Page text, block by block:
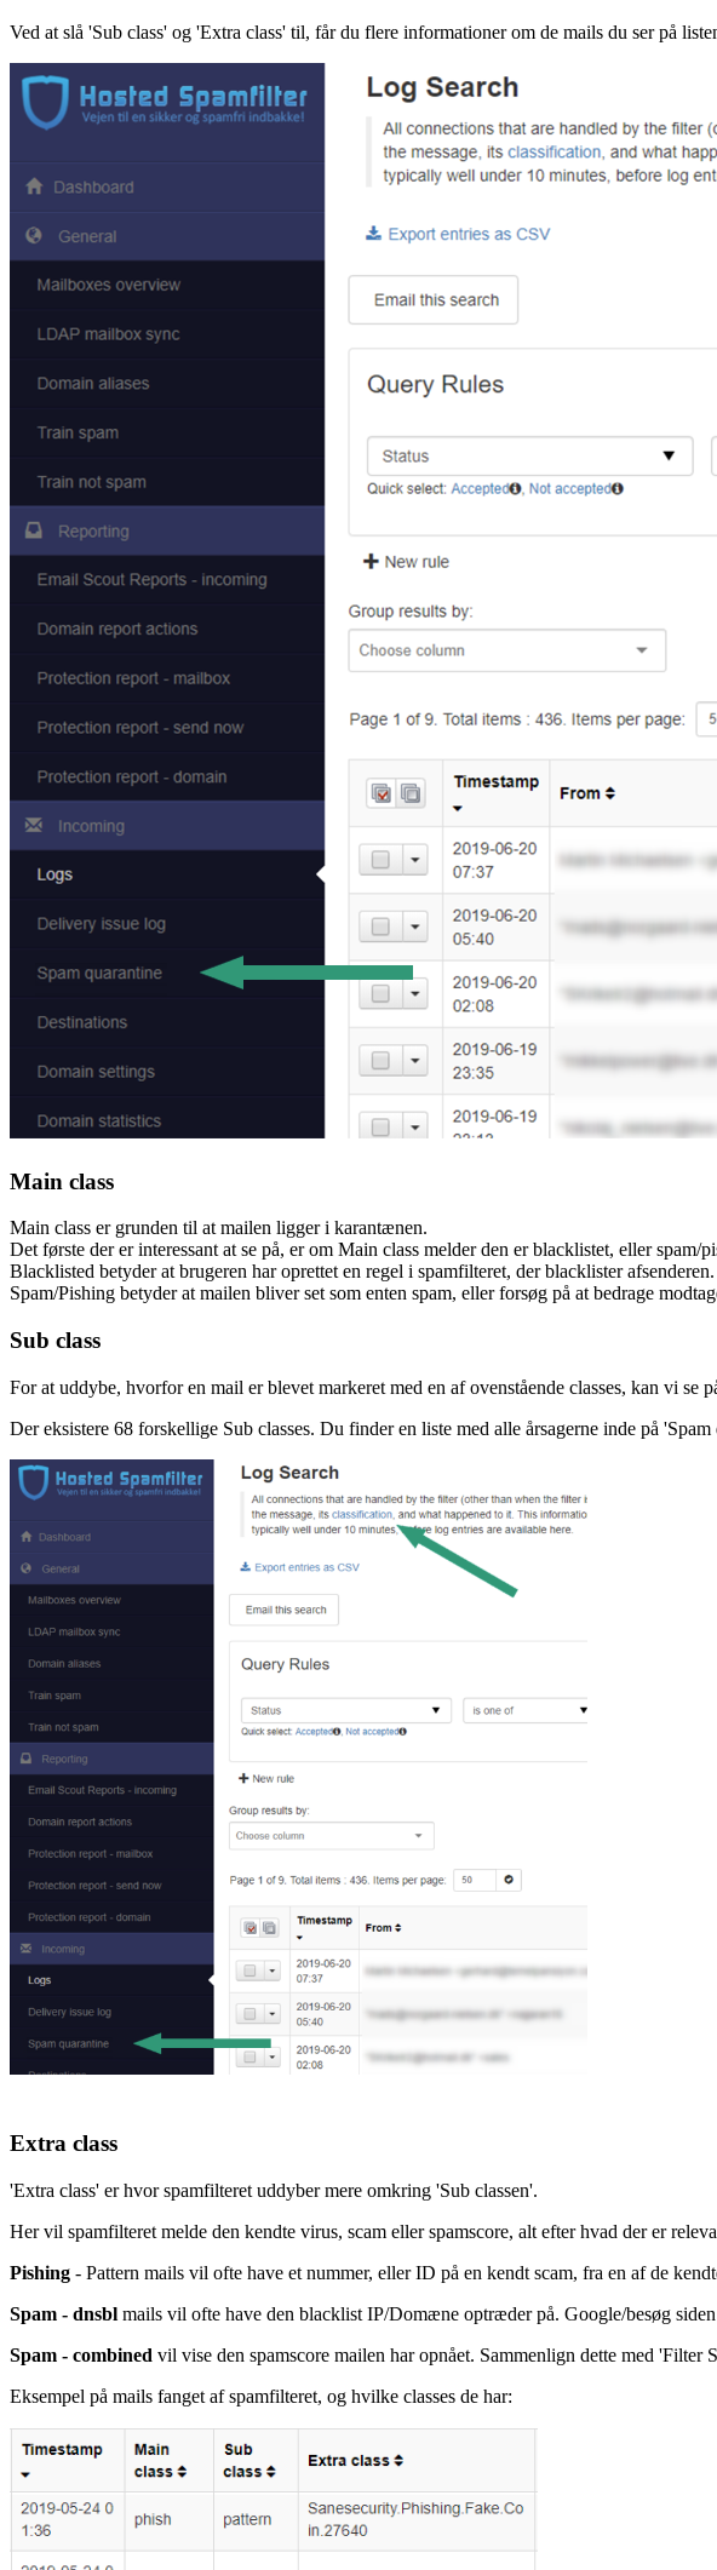
Ved at slå 'Sub class' og 'Extra class' til, får du flere informationer om de mails du ser på
Main class
Main class er grunden til at mailen ligger i karantænen.
Det første der er interessant at se på, er om Main class melder den er blacklistet, eller spam/
Blacklisted betyder at brugeren har oprettet en regel i spamfilteret, der blacklister afsenderen.
Spam/Pishing betyder at mailen bliver set som enten spam, eller forsøg på at bedrage
Sub class
For at uddybe, hvorfor en mail er blevet markeret med en af ovenstående classes, kan vi se
Der eksistere 68 forskellige Sub classes. Du finder en liste med alle årsagerne inde på
Extra class
'Extra class' er hvor spamfilteret uddyber mere omkring 'Sub classen'.
Her vil spamfilteret melde den kendte virus, scam eller spamscore, alt efter hvad der er
Pishing - Pattern mails vil ofte have et nummer, eller ID på en kendt scam, fra en af de
Spam - dnsbl mails vil ofte have den blacklist IP/Domæne optræder på. Google/besøg
Spam - combined vil vise den spamscore mailen har opnået. Sammenlign dette med
Eksempel på mails fanget af spamfilteret, og hvilke classes de har: